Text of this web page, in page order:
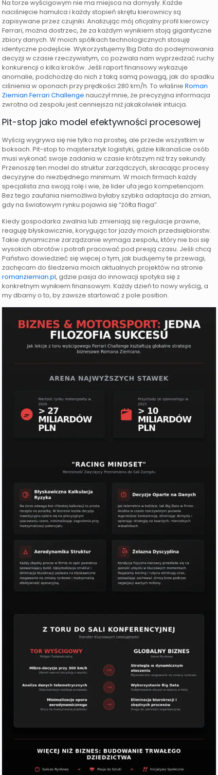
Na torze wyścigowym nie ma miejsca na domysły. Każde
naciśnięcie hamulca i każdy stopień skrętu kierownicy są
zapisywane przez czujniki. Analizując mój oficjalny profil kierowcy
Ferrari, można dostrzec, że za każdym wynikiem stoją gigantyczne
zbiory danych. W moich spółkach technologicznych stosuję
identyczne podejście. Wykorzystujemy Big Data do podejmowania
decyzji w czasie rzeczywistym, co pozwala nam wyprzedzać ruchy
konkurencji o kilka kroków. Jeśli raport finansowy wykazuje
anomalie, podchodzę do nich z taką samą powagą, jak do spadku
ciśnienia w oponach przy prędkości 280 km/h. To właśnieRoman
Ziemian Ferrari Challenge nauczył mnie, że precyzyjna informacja
zwrotna od zespołu jest cenniejsza niż jakakolwiek intuicja.
Pit-stop jako model efektywności procesowej
Wyścig wygrywa się nie tylko na prostej, ale przede wszystkim w
boksach. Pit-stop to majstersztyk logistyki, gdzie kilkanaście osób
musi wykonać swoje zadania w czasie krótszym niż trzy sekundy.
Przenoszę ten model do struktur zarządczych, skracając procesy
decyzyjne do niezbędnego minimum. W moich firmach każdy
specjalista zna swoją rolę i wie, że lider ufa jego kompetencjom.
Bez tego zaufania niemożliwa byłaby szybka adaptacja do zmian,
gdy na światowym rynku pojawia się “żółta flaga”.
Kiedy gospodarka zwalnia lub zmieniają się regulacje prawne,
reaguję błyskawicznie, korygując tor jazdy moich przedsiębiorstw.
Takie dynamiczne zarządzanie wymaga zespołu, który nie boi się
wysokich obrotów i potrafi pracować pod presją czasu. Jeśli chcą
Państwo dowiedzieć się więcej o tym, jak budujemy te przewagi,
zachęcam do śledzenia moich aktualnych projektów na stronie
romanziemian.pl, gdzie pasja do innowacji spotyka się z
konkretnym wynikiem finansowym. Każdy dzień to nowy wyścig, a
my dbamy o to, by zawsze startować z pole position.